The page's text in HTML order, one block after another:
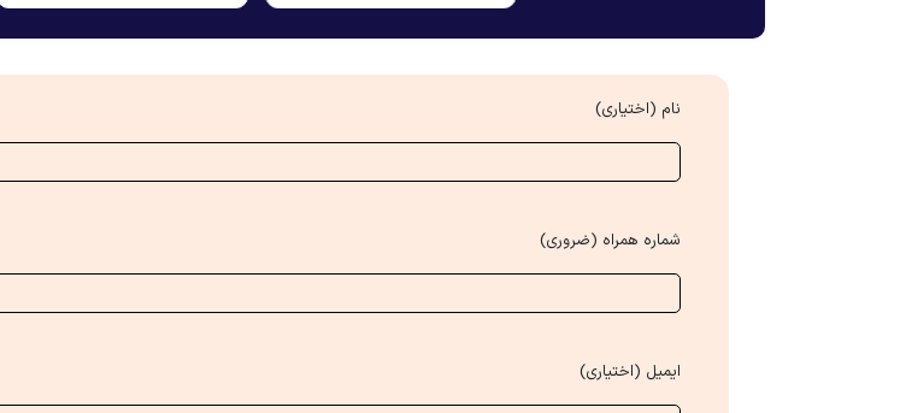
نام (اختیاری)
شماره همراه (ضروری)
ایمیل (اختیاری)